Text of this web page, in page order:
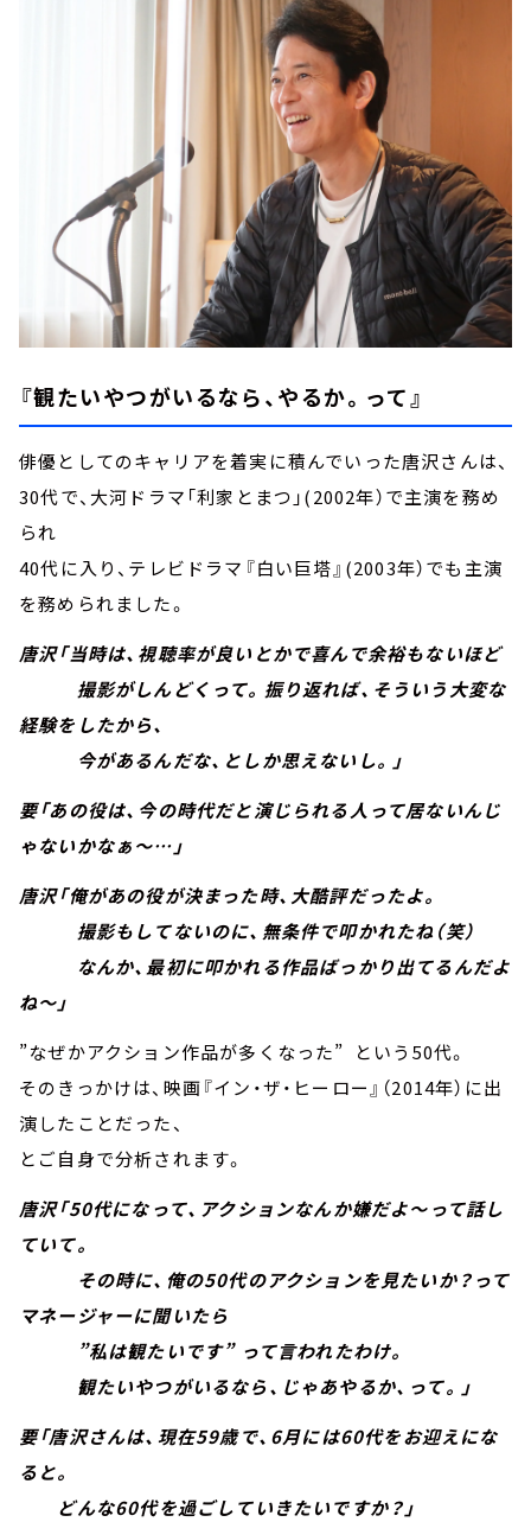
『観たいやつがいるなら、やるか。って』
俳優としてのキャリアを着実に積んでいった唐沢さんは、
30代で、大河ドラマ「利家とまつ」(2002年）で主演を務め
られ
40代に入り、テレビドラマ『白い巨塔』(2003年）でも主演
を務められました。
唐沢「当時は、視聴率が良いとかで喜んで余裕もないほど
撮影がしんどくって。振り返れば、そういう大変な
経験をしたから、
今があるんだな、としか思えないし。」
要「あの役は、今の時代だと演じられる人って居ないんじ
ゃないかなぁ～…」
唐沢「俺があの役が決まった時、大酷評だったよ。
撮影もしてないのに、無条件で叩かれたね（笑）
なんか、最初に叩かれる作品ばっかり出てるんだよ
ね～」
”なぜかアクション作品が多くなった” という50代。
そのきっかけは、映画『イン・ザ・ヒーロー』（2014年）に出
演したことだった、
とご自身で分析されます。
唐沢「50代になって、アクションなんか嫌だよ～って話し
ていて。
その時に、俺の50代のアクションを見たいか？って
マネージャーに聞いたら
”私は観たいです” って言われたわけ。
観たいやつがいるなら、じゃあやるか、って。」
要「唐沢さんは、現在59歳で、6月には60代をお迎えにな
ると。
どんな60代を過ごしていきたいですか？」